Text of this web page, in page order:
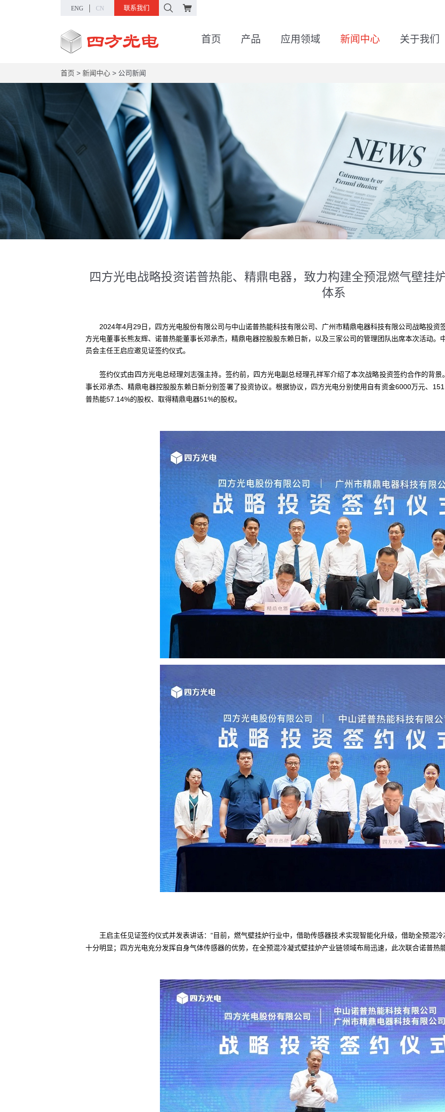
ENG CN 联系我们
首页 产品 应用领域 新闻中心 关于我们
首页 > 新闻中心 > 公司新闻
四方光电战略投资诺普热能、精鼎电器，致力构建全预混燃气壁挂
体系
2024年4月29日，四方光电股份有限公司与中山诺普热能科技有限公司、广州市精鼎电器科技有限公司战略投资
方光电董事长熊友辉、诺普热能董事长邓承杰，精鼎电器控股股东赖日新，以及三家公司的管理团队出席本次活动。
员会主任王启应邀见证签约仪式。
签约仪式由四方光电总经理刘志强主持。签约前，四方光电副总经理孔祥军介绍了本次战略投资签约合作的背景
事长邓承杰、精鼎电器控股股东赖日新分别签署了投资协议。根据协议，四方光电分别使用自有资金6000万元、
普热能57.14%的股权、取得精鼎电器51%的股权。
王启主任见证签约仪式并发表讲话：“目前，燃气壁挂炉行业中，借助传感器技术实现智能化升级，借助全预混
十分明显；四方光电充分发挥自身气体传感器的优势，在全预混冷凝式壁挂炉产业链领域布局迅速，此次联合诺普热